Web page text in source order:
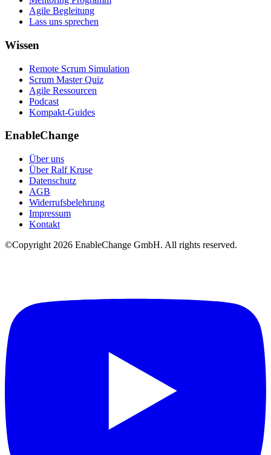
Agile Begleitung
Lass uns sprechen
Wissen
Remote Scrum Simulation
Scrum Master Quiz
Agile Ressourcen
Podcast
Kompakt-Guides
EnableChange
Über uns
Über Ralf Kruse
Datenschutz
AGB
Widerrufsbelehrung
Impressum
Kontakt
©Copyright 2026 EnableChange GmbH. All rights reserved.